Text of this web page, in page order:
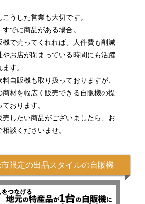
こうした営業も大切です。
すでに商品がある場合。
機で売ってくれれば、人件費も削減
やお店が閉まっている時間にも活躍
す。
料自販機も取り扱っておりますが、
商材を幅広く販売できる自販機の提
おります。
売したい商品がございましたら、お
談くださいませ。
限定の出品スタイルの自販機